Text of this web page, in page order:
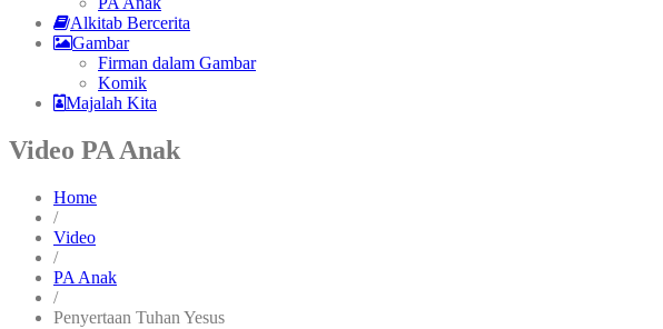
Alkitab Bercerita
Gambar
Firman dalam Gambar
Komik
Majalah Kita
Video PA Anak
Home
/
Video
/
PA Anak
/
Penyertaan Tuhan Yesus